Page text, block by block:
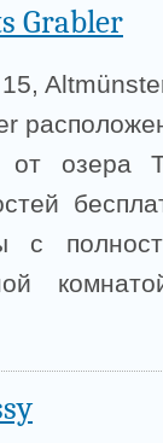
Grabler
озера
с